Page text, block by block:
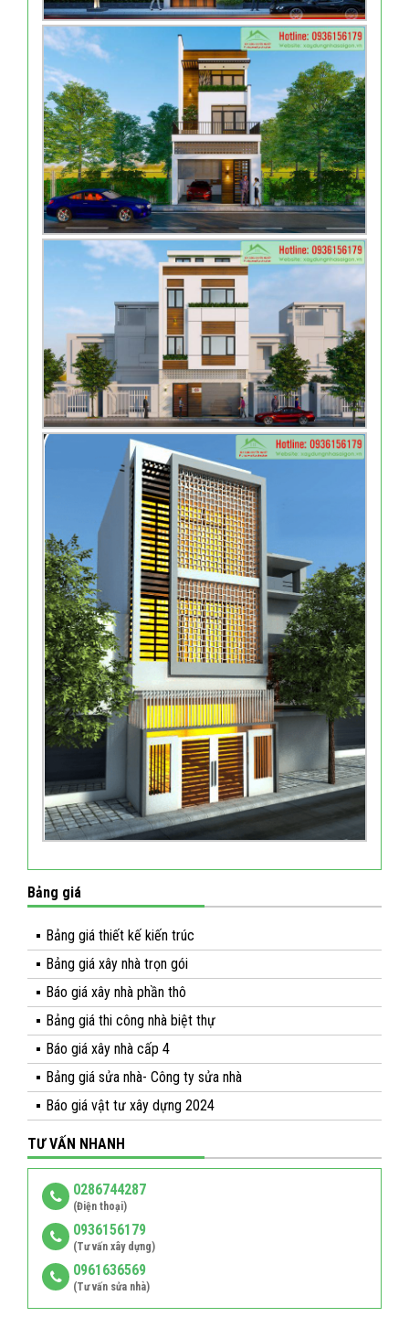
Bảng giá
Bảng giá thiết kế kiến trúc
Bảng giá xây nhà trọn gói
Báo giá xây nhà phần thô
Bảng giá thi công nhà biệt thự
Báo giá xây nhà cấp 4
Bảng giá sửa nhà- Công ty sửa nhà
Báo giá vật tư xây dựng 2024
TƯ VẤN NHANH
0286744287
(Điện thoại)
0936156179
(Tư vấn xây dựng)
0961636569
(Tư vấn sửa nhà)